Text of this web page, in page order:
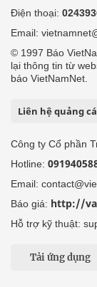
Điện thoại:
Email:
© 1997 Báo
lại thông tin từ
báo VietNamNet.
Liên hệ quảng
Công ty Cổ phần
Hotline:
Email:
Báo giá: http://
Hỗ trợ kỹ thuật:
Tải ứng dụng